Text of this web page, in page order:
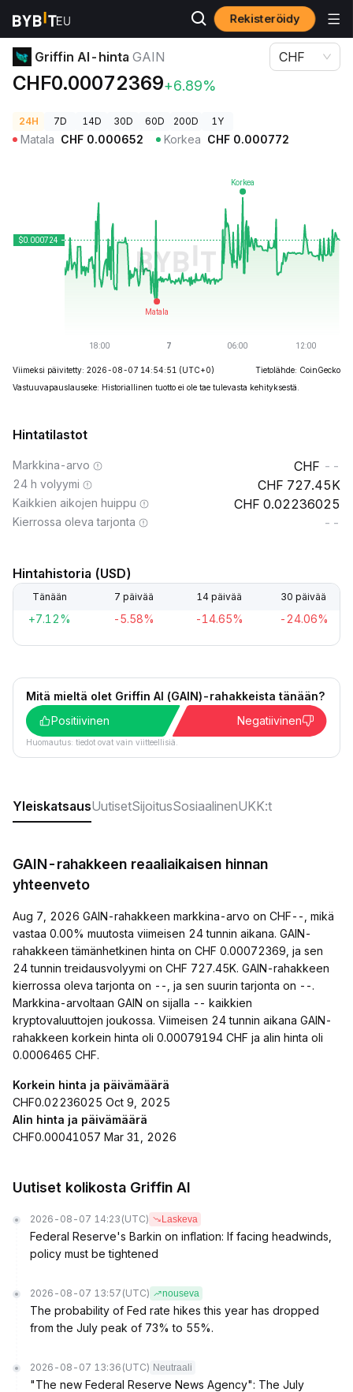
Rekisteröidy
Kryptohinnat
Griffin AI-hinta GAIN
CHF0.00072369+6.89%
CHF
24H 7D 14D 30D 60D 200D 1Y
Matala CHF 0.000652 Korkea CHF 0.000772
Viimeksi päivitetty: 2026-08-07 14:54:51 (UTC+0)
Tietolähde: CoinGecko
Vastuuvapauslauseke: Historiallinen tuotto ei ole tae tulevasta kehityksestä.
Hintatilastot
Markkina-arvo --
24 h volyymi 727.45K
Kaikkien aikojen huippu 0.02236025
Kierrossa oleva tarjonta --
Hintahistoria (USD)
Tänään 7 päivää 14 päivää 30 päivää
+7.12% -5.58% -14.65% -24.06%
Mitä mieltä olet Griffin AI (GAIN)-rahakkeista tänään?
Positiivinen
Negatiivinen
Huomautus: tiedot ovat vain viitteellisiä.
YleiskatsausUutisetSijoitusSosiaalinenUKK:t
GAIN-rahakkeen reaaliaikaisen hinnan
yhteenveto
Aug 7, 2026 GAIN-rahakkeen markkina-arvo on CHF--, mikä
vastaa 0.00% muutosta viimeisen 24 tunnin aikana. GAIN-
rahakkeen tämänhetkinen hinta on CHF 0.00072369, ja sen
24 tunnin treidausvolyymi on CHF 727.45K. GAIN-rahakkeen
kierrossa oleva tarjonta on --, ja sen suurin tarjonta on --.
Markkina-arvoltaan GAIN on sijalla -- kaikkien
kryptovaluuttojen joukossa. Viimeisen 24 tunnin aikana GAIN-
rahakkeen korkein hinta oli 0.00079194 CHF ja alin hinta oli
0.0006465 CHF.
Korkein hinta ja päivämäärä
CHF0.02236025 Oct 9, 2025
Alin hinta ja päivämäärä
CHF0.00041057 Mar 31, 2026
Uutiset kolikosta Griffin AI
2026-08-07 14:23 (UTC) Laskeva
Federal Reserve's Barkin on inflation: If facing headwinds,
policy must be tightened
2026-08-07 13:57 (UTC) nouseva
The probability of Fed rate hikes this year has dropped
from the July peak of 73% to 55%.
2026-08-07 13:36 (UTC) Neutraali
"The new Federal Reserve News Agency": The July